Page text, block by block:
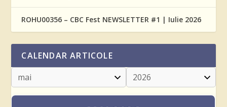
ROHU00356 – CBC Fest NEWSLETTER #1 | Iulie 2026
CALENDAR ARTICOLE